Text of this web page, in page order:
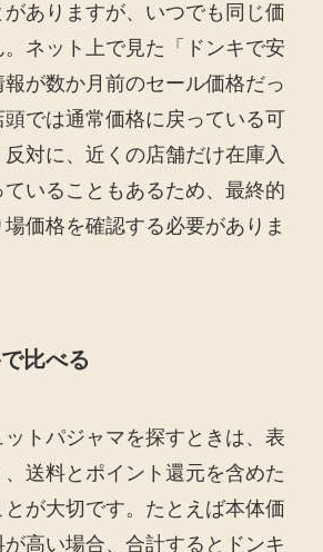
ありますが、いつでも同じ価
ネット上で見た「ドンキで安
が数か月前のセール価格だっ
では通常価格に戻っている可
対に、近くの店舗だけ在庫入
いることもあるため、最終的
価格を確認する必要がありま
比べる
トパジャマを探すときは、表
送料とポイント還元を含めた
が大切です。たとえば本体価
高い場合、合計するとドンキ